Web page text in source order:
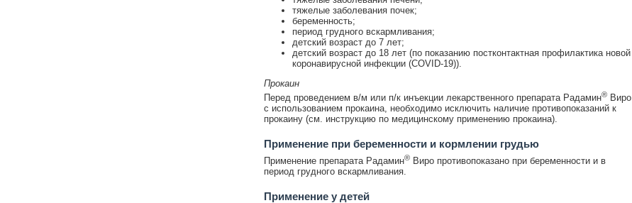
тяжелые заболевания почек;
беременность;
период грудного вскармливания;
детский возраст до 7 лет;
детский возраст до 18 лет (по показанию постконтактная профилактика новой
коронавирусной инфекции (COVID-19)).
Прокаин
Перед проведением в/м или п/к инъекции лекарственного препарата Радамин®Виро
с использованием прокаина, необходимо исключить наличие противопоказаний к
прокаину (см. инструкцию по медицинскому применению прокаина).
Применение при беременности и кормлении грудью
Применение препарата Радамин®Виро противопоказано при беременности и в
период грудного вскармливания.
Применение у детей